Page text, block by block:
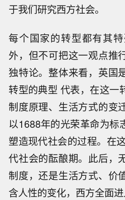
于我们研究西方社会。
每个国家的转型都有其
外，但不可把这一观点推
独特论。整体来看，英国
转型的典型 代表，在这一
制度原理、生活方式的变
以1688年的光荣革命为标
塑造现代社会的过程。在
代社会的酝酿期。此后，
制度，还是生活方式、价
含人性的变化，西方全面进